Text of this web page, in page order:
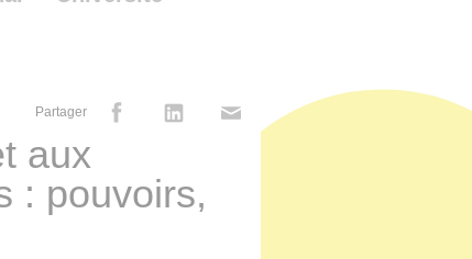
Partager
aux
: pouvoirs,